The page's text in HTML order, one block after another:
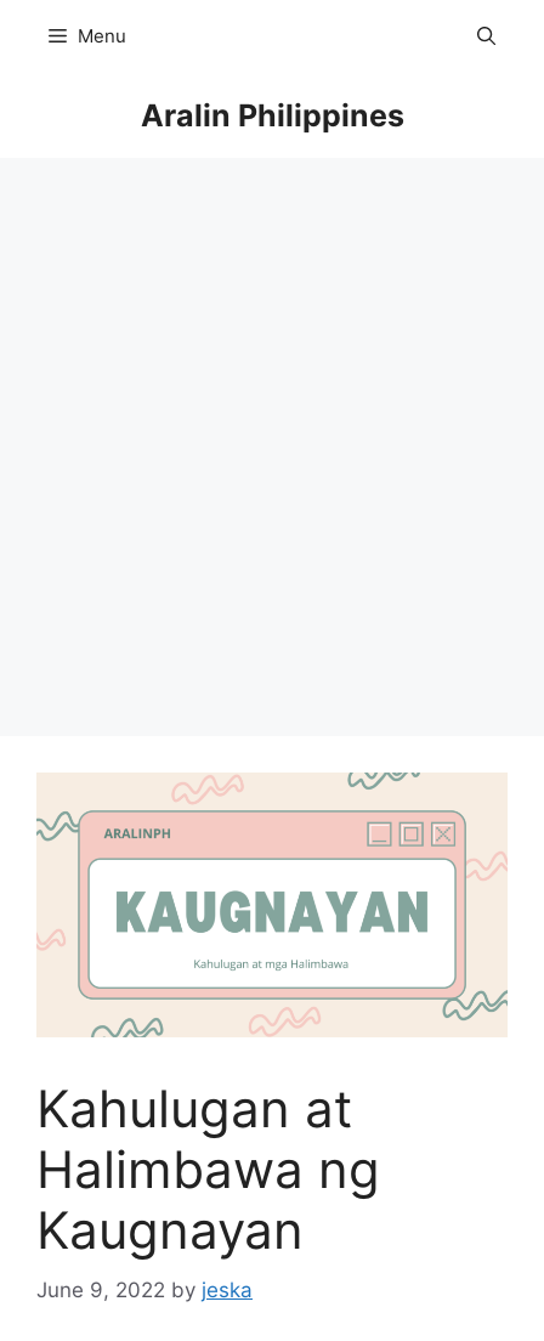
Menu
Aralin Philippines
Kahulugan at
Halimbawa ng
Kaugnayan
June 9, 2022 by jeska